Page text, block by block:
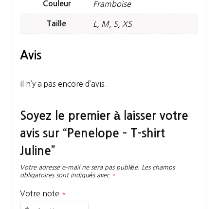
Couleur Framboise
Taille L, M, S, XS
Avis
Il n’y a pas encore d’avis.
Soyez le premier à laisser votre
avis sur “Penelope – T-shirt
Juline”
Votre adresse e-mail ne sera pas publiée.
Les champs
obligatoires sont indiqués avec *
Votre note *